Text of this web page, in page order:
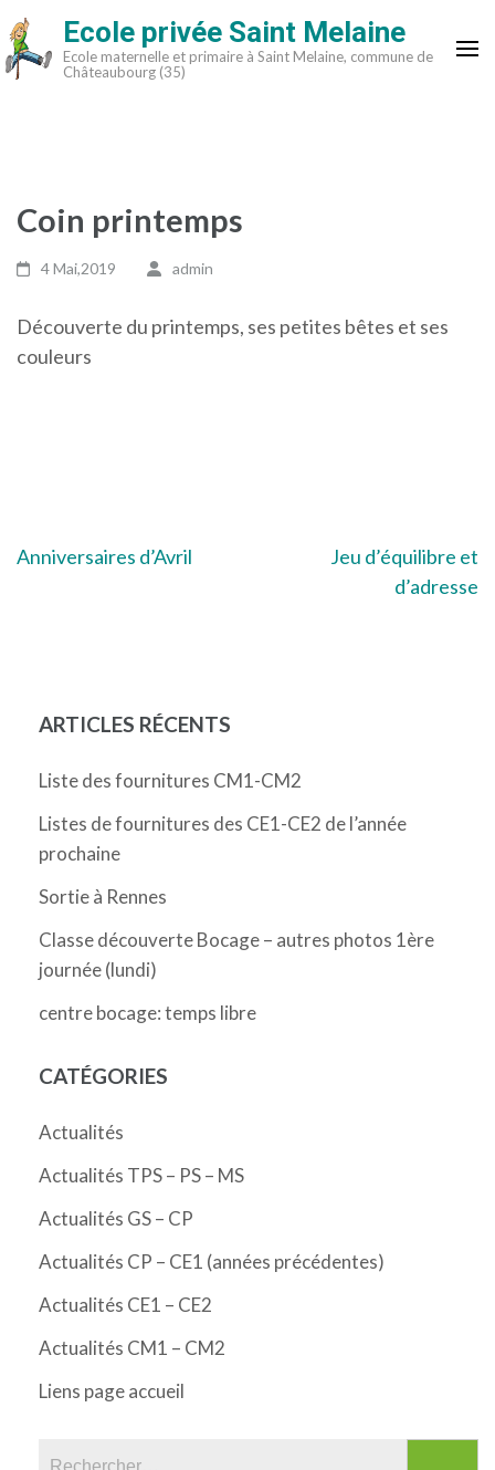
Aller
au
contenu
Ecole privée Saint Melaine
Ecole maternelle et primaire à Saint Melaine, commune de
Châteaubourg (35)
Coin printemps
4 Mai,2019 admin
Découverte du printemps, ses petites bêtes et ses
couleurs
Navigation
Anniversaires d’Avril
Jeu d’équilibre et
d’adresse
ARTICLES RÉCENTS
Liste des fournitures CM1-CM2
Listes de fournitures des CE1-CE2 de l’année
prochaine
Sortie à Rennes
Classe découverte Bocage – autres photos 1ère
journée (lundi)
centre bocage: temps libre
CATÉGORIES
Actualités
Actualités TPS – PS – MS
Actualités GS – CP
Actualités CP – CE1 (années précédentes)
Actualités CE1 – CE2
Actualités CM1 – CM2
Liens page accueil